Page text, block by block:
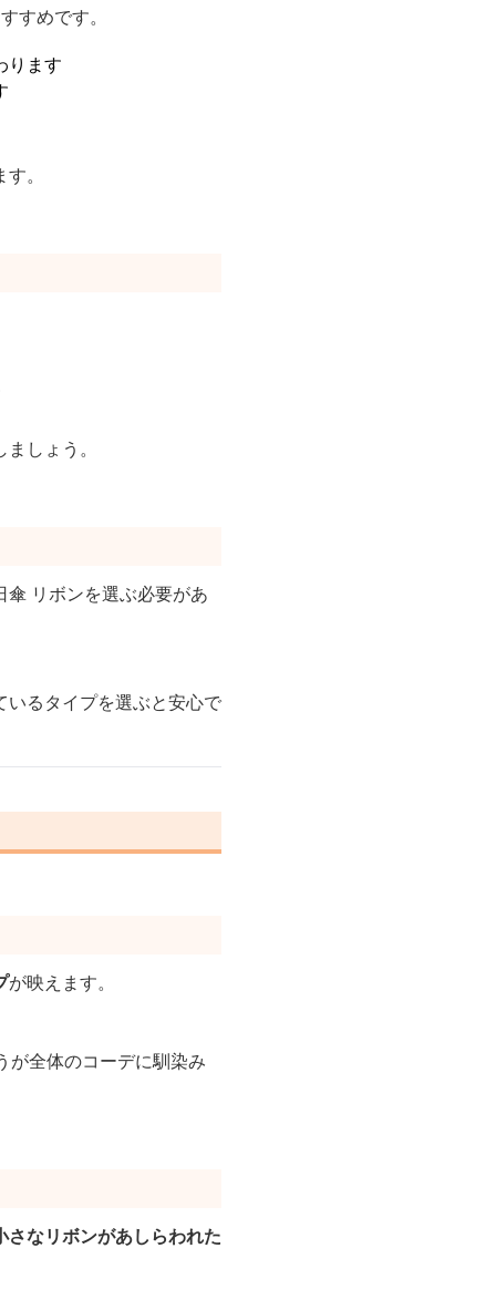
すめです。
ります
。
しょう。
リボンを選ぶ必要があ
るタイプを選ぶと安心で
が映えます。
が全体のコーデに馴染み
さなリボンがあしらわれた